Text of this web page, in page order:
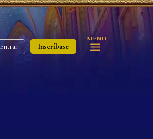
Entrar Inscríbase
MENU